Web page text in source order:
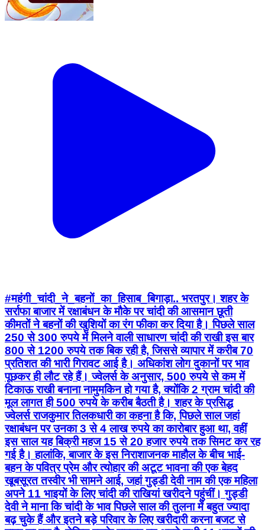
#महंगी_चांदी_ने_बहनों_का_हिसाब_बिगाड़ा.. भरतपुर। शहर के
सर्राफा बाजार में रक्षाबंधन के मौके पर चांदी की आसमान छूती
कीमतों ने बहनों की खुशियों का रंग फीका कर दिया है। पिछले साल
250 से 300 रुपये में मिलने वाली साधारण चांदी की राखी इस बार
800 से 1200 रुपये तक बिक रही है, जिससे व्यापार में करीब 70
प्रतिशत की भारी गिरावट आई है। अधिकांश लोग दुकानों पर भाव
पूछकर ही लौट रहे हैं। ज्वेलर्स के अनुसार, 500 रुपये से कम में
टिकाऊ राखी बनाना नामुमकिन हो गया है, क्योंकि 2 ग्राम चांदी की
मूल लागत ही 500 रुपये के करीब बैठती है। शहर के प्रसिद्ध
ज्वेलर्स राजकुमार तिलकधारी का कहना है कि, पिछले साल जहां
रक्षाबंधन पर उनका 3 से 4 लाख रुपये का कारोबार हुआ था, वहीं
इस साल यह बिक्री महज 15 से 20 हजार रुपये तक सिमट कर रह
गई है। हालांकि, बाजार के इस निराशाजनक माहौल के बीच भाई-
बहन के पवित्र प्रेम और त्योहार की अटूट भावना की एक बेहद
खूबसूरत तस्वीर भी सामने आई, जहां गुड्डी देवी नाम की एक महिला
अपने 11 भाइयों के लिए चांदी की राखियां खरीदने पहुंचीं। गुड्डी
देवी ने माना कि चांदी के भाव पिछले साल की तुलना में बहुत ज्यादा
बढ़ चुके हैं और इतने बड़े परिवार के लिए खरीदारी करना बजट से